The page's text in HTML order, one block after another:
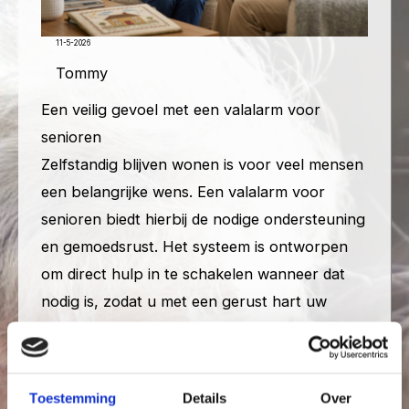
Toestemming Details Over
11-5-2026
Tommy
Een veilig gevoel met een valalarm voor
senioren
Zelfstandig blijven wonen is voor veel mensen
een belangrijke wens. Een valalarm voor
senioren biedt hierbij de nodige ondersteuning
en gemoedsrust. Het systeem is ontworpen
om direct hulp in te schakelen wanneer dat
nodig is, zodat u met een gerust hart uw
Of u nu thuis bent of buiten een wandeling